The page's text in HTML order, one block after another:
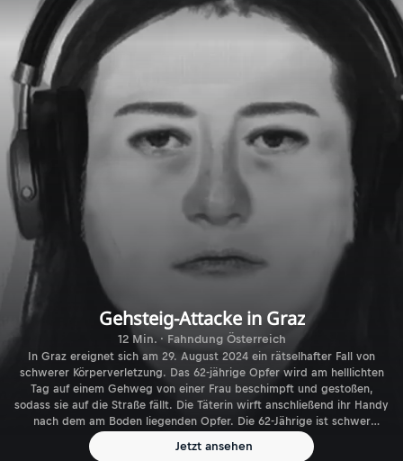
Gehsteig-Attacke in Graz
12 Min. · Fahndung Österreich
In Graz ereignet sich am 29. August 2024 ein rätselhafter Fall von
schwerer Körperverletzung. Das 62-jährige Opfer wird am helllichten
Tag auf einem Gehweg von einer Frau beschimpft und gestoßen,
sodass sie auf die Straße fällt. Die Täterin wirft anschließend ihr Handy
nach dem am Boden liegenden Opfer. Die 62-Jährige ist schwer
verletzt, kann monatelang nicht arbeiten und leidet bis heute unter
den psychischen Folgen des Angriffs.
Jetzt ansehen